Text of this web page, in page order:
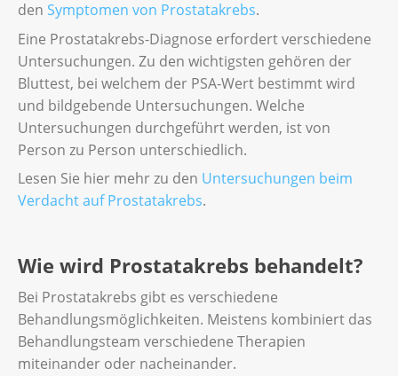
den Symptomen von Prostatakrebs.
Eine Prostatakrebs-Diagnose erfordert verschiedene
Untersuchungen. Zu den wichtigsten gehören der
Bluttest, bei welchem der PSA-Wert bestimmt wird
und bildgebende Untersuchungen. Welche
Untersuchungen durchgeführt werden, ist von
Person zu Person unterschiedlich.
Lesen Sie hier mehr zu den Untersuchungen beim
Verdacht auf Prostatakrebs.
Wie wird Prostatakrebs behandelt?
Bei Prostatakrebs gibt es verschiedene
Behandlungsmöglichkeiten. Meistens kombiniert das
Behandlungsteam verschiedene Therapien
miteinander oder nacheinander.